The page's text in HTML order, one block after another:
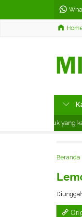
produk yang kami
Beranda